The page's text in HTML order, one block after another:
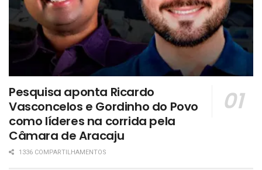
Pesquisa aponta Ricardo
Vasconcelos e Gordinho do Povo
como líderes na corrida pela
Câmara de Aracaju
1336 COMPARTILHAMENTOS